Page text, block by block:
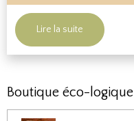
Lire la suite
Boutique éco-logique